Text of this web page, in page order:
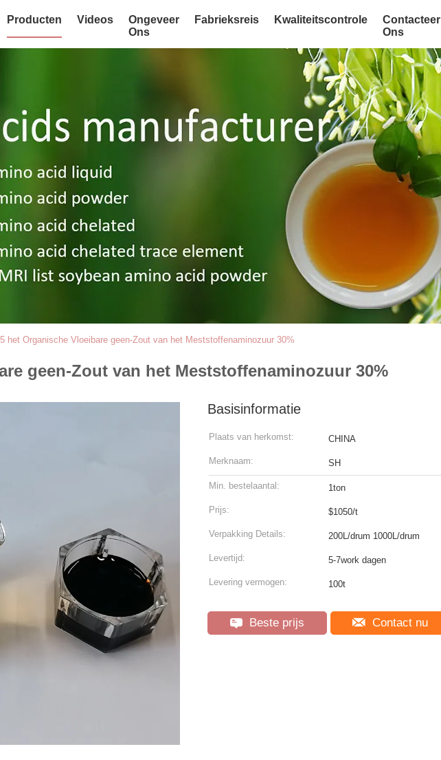
Producten Videos
Ongeveer
Ons
Fabrieksreis Kwaliteitscontrole
Contacteer
Ons
het Organische Vloeibare geen-Zout van het Meststoffenaminozuur 30%
geen-Zout van het Meststoffenaminozuur 30%
Basisinformatie
Plaats van herkomst: CHINA
Merknaam: SH
Min. bestelaantal: 1ton
Prijs: $1050/t
Verpakking Details: 200L/drum 1000L/drum
Levertijd: 5-7work dagen
Levering vermogen: 100t
Beste prijs Contact nu